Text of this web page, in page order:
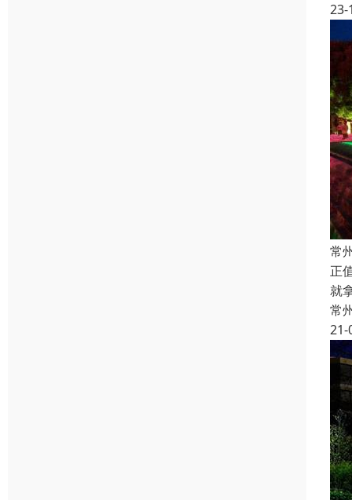
23-
常
正
就
常
21-